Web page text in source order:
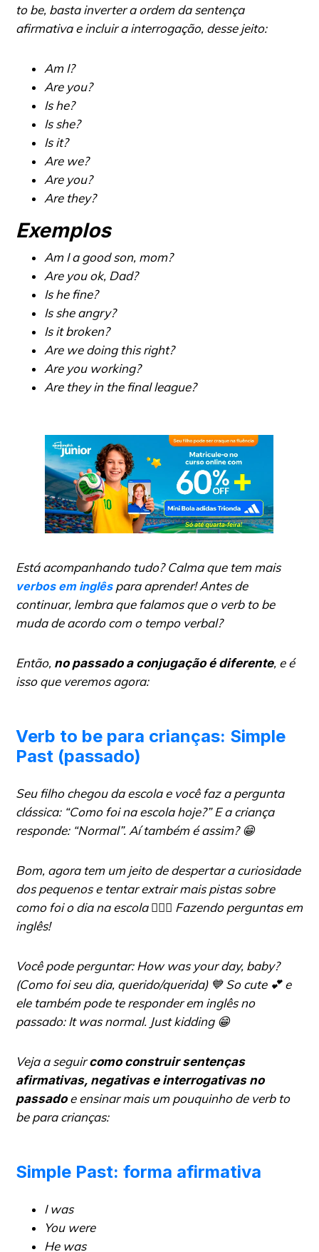
to be, basta inverter a ordem da sentença
afirmativa e incluir a interrogação, desse jeito:
Am I?
Are you?
Is he?
Is she?
Is it?
Are we?
Are you?
Are they?
Exemplos
Am I a good son, mom?
Are you ok, Dad?
Is he fine?
Is she angry?
Is it broken?
Are we doing this right?
Are you working?
Are they in the final league?
Está acompanhando tudo? Calma que tem mais
verbos em inglês para aprender! Antes de
continuar, lembra que falamos que o verb to be
muda de acordo com o tempo verbal?
Então, no passado a conjugação é diferente, e é
isso que veremos agora:
Verb to be para crianças: Simple
Past (passado)
Seu filho chegou da escola e você faz a pergunta
clássica: “Como foi na escola hoje?” E a criança
responde: “Normal”. Aí também é assim? 😁
Bom, agora tem um jeito de despertar a curiosidade
dos pequenos e tentar extrair mais pistas sobre
como foi o dia na escola 🕵🏻‍♀️ Fazendo perguntas em
inglês!
Você pode perguntar:How was your day, baby?
(Como foi seu dia, querido/querida) 💙 So cute 💕 e
ele também pode te responder em inglês no
passado:It was normal. Just kidding 😁
Veja a seguircomo construir sentenças
afirmativas, negativas e interrogativas no
passado e ensinar mais um pouquinho de verb to
be para crianças:
Simple Past: forma afirmativa
I was
You were
He was